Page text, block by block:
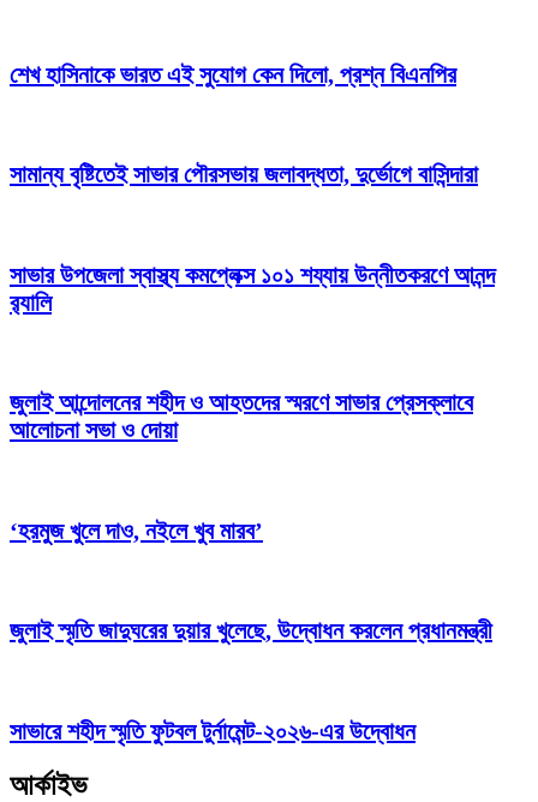
শেখ হাসিনাকে ভারত এই সুযোগ কেন দিলো, প্রশ্ন বিএনপির
সামান্য বৃষ্টিতেই সাভার পৌরসভায় জলাবদ্ধতা, দুর্ভোগে বাসিন্দারা
সাভার উপজেলা স্বাস্থ্য কমপ্লেক্স ১০১ শয্যায় উন্নীতকরণে আনন্দ
র‍্যালি
জুলাই আন্দোলনের শহীদ ও আহতদের স্মরণে সাভার প্রেসক্লাবে
আলোচনা সভা ও দোয়া
‘হরমুজ খুলে দাও, নইলে খুব মারব’
জুলাই স্মৃতি জাদুঘরের দুয়ার খুলেছে, উদ্বোধন করলেন প্রধানমন্ত্রী
সাভারে শহীদ স্মৃতি ফুটবল টুর্নামেন্ট-২০২৬-এর উদ্বোধন
আর্কাইভ